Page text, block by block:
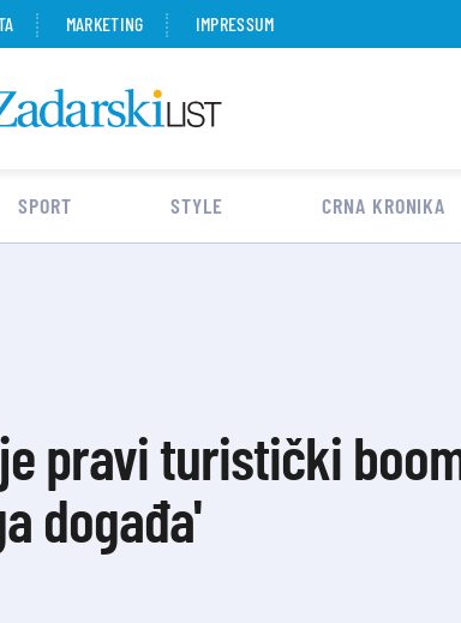
MARKETING IMPRESSUM
SPORT STYLE CRNA KRONIKA
pravi turistički
događa'